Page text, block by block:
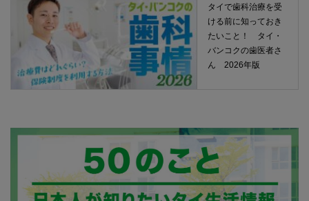
タイで歯科治療を受
ける前に知っておき
たいこと！ タイ・
バンコクの歯医者さ
ん 2026年版